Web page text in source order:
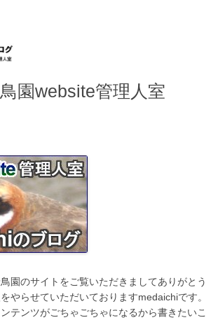
移
動
園website管理人室
園のサイトをご覧いただきましてありがとう
やらせていただいておりますmedaichiです。
テンツがごちゃごちゃになるから書きたいこ